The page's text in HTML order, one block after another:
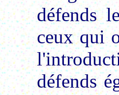
défends
ceux qui
défends